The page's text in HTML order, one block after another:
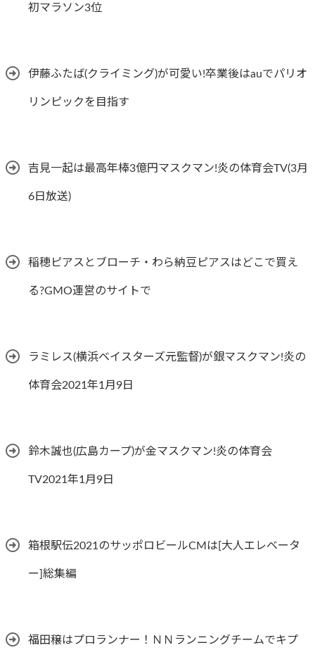
初マラソン3位
伊藤ふたば(クライミング)が可愛い!卒業後はauでパリオ
リンピックを目指す
吉見一起は最高年棒3億円マスクマン!炎の体育会TV(3月
6日放送)
稲穂ピアスとブローチ・わら納豆ピアスはどこで買え
る?GMO運営のサイトで
ラミレス(横浜ベイスターズ元監督)が銀マスクマン!炎の
体育会2021年1月9日
鈴木誠也(広島カープ)が金マスクマン!炎の体育会
TV2021年1月9日
箱根駅伝2021のサッポロビールCMは[大人エレベータ
ー]総集編
福田穣はプロランナー！ＮＮランニングチームでキプ